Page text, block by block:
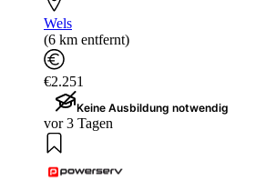
Wels
(6 km entfernt)
€2.251
Keine Ausbildung notwendig
vor 3 Tagen